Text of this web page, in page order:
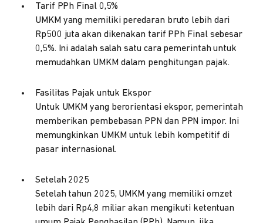
Tarif PPh Final 0,5%
UMKM yang memiliki peredaran bruto lebih dari
Rp500 juta akan dikenakan tarif PPh Final sebesar
0,5%. Ini adalah salah satu cara pemerintah untuk
memudahkan UMKM dalam penghitungan pajak.
Fasilitas Pajak untuk Ekspor
Untuk UMKM yang berorientasi ekspor, pemerintah
memberikan pembebasan PPN dan PPN impor. Ini
memungkinkan UMKM untuk lebih kompetitif di
pasar internasional.
Setelah 2025
Setelah tahun 2025, UMKM yang memiliki omzet
lebih dari Rp4,8 miliar akan mengikuti ketentuan